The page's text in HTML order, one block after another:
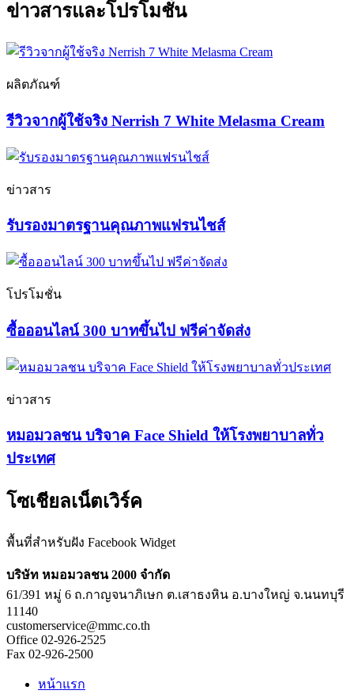
ข่าวสารและโปรโมชั่น
ผลิตภัณฑ์
รีวิวจากผู้ใช้จริง Nerrish 7 White Melasma Cream
ข่าวสาร
รับรองมาตรฐานคุณภาพแฟรนไชส์
โปรโมชั่น
ซื้อออนไลน์ 300 บาทขึ้นไป ฟรีค่าจัดส่ง
ข่าวสาร
หมอมวลชน บริจาค Face Shield ให้โรงพยาบาลทั่ว
ประเทศ
โซเชียลเน็ตเวิร์ค
พื้นที่สำหรับฝัง Facebook Widget
บริษัท หมอมวลชน 2000 จำกัด
61/391 หมู่ 6 ถ.กาญจนาภิเษก ต.เสาธงหิน อ.บางใหญ่ จ.นนทบุรี
11140
customerservice@mmc.co.th
Office 02-926-2525
Fax 02-926-2500
หน้าแรก